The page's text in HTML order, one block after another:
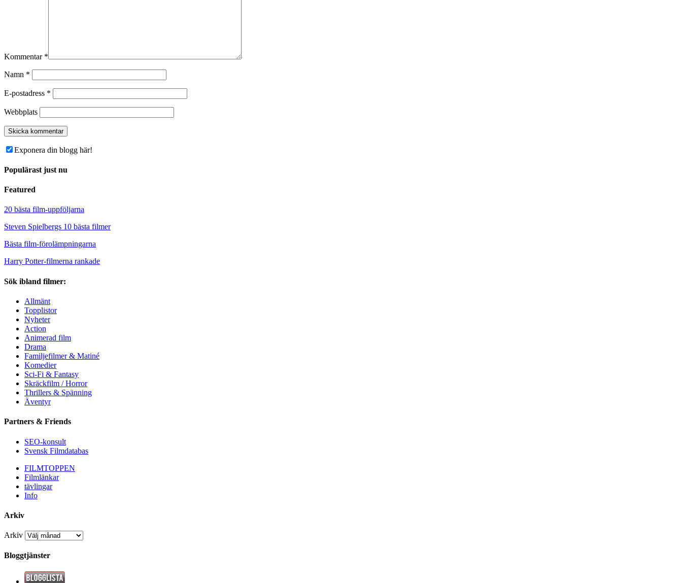
Kommentar *
Namn *
E-postadress *
Webbplats
Exponera din blogg här!
Populärast just nu
Featured
20 bästa film-uppföljarna
Steven Spielbergs 10 bästa filmer
Bästa film-förolämpningarna
Harry Potter-filmerna rankade
Sök ibland filmer:
Allmänt
Topplistor
Nyheter
Action
Animerad film
Drama
Familjefilmer & Matiné
Komedier
Sci-Fi & Fantasy
Skräckfilm / Horror
Thrillers & Spänning
Äventyr
Partners & Friends
SEO-konsult
Svensk Filmdatabas
FILMTOPPEN
Filmlänkar
tävlingar
Info
Arkiv
Arkiv
Bloggtjänster